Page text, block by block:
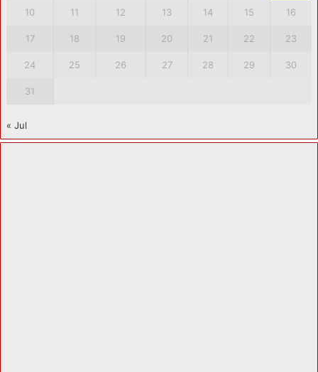
10 11 12 13 14 15 16
17 18 19 20 21 22 23
24 25 26 27 28 29 30
31
« Jul